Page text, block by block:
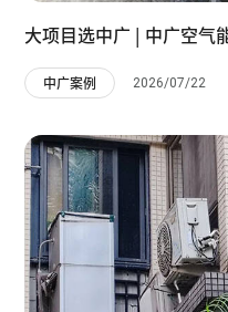
大项目选中广 | 中广空气
中广案例 2026/07/22